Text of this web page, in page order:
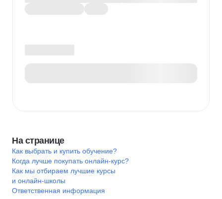
На странице
Как выбрать и купить обучение?
Когда лучше покупать онлайн-курс?
Как мы отбираем лучшие курсы
и онлайн-школы
Ответственная информация